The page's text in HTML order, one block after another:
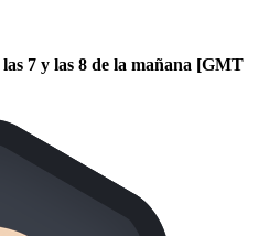
7 y las 8 de la mañana [GMT